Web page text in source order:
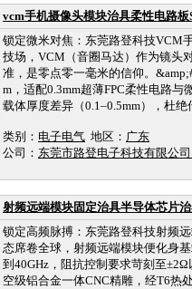
vcm手机摄像头模块治具柔性电路
锁定微米对焦：东莞路登科技VCM
技场，VCM（音圈马达）作为镜头
准，是零点零一毫米的信仰。
m，适配0.3mm超薄FPC柔性电路
载体厚度差异（0.1–0.5mm），杜绝
类别： 电子电气 地区： 广东
公司： 东莞市路登电子科技有限公
射频远端模块固定治具半导体芯片
锁定高频脉搏：东莞路登科技射频
态席卷全球，射频远端模块便化身
到40GHz，阻抗控制要求苛刻至
空级铝合金一体CNC精雕，经T6热